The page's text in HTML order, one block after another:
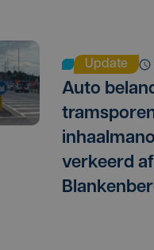
Update
Auto
verkeerd